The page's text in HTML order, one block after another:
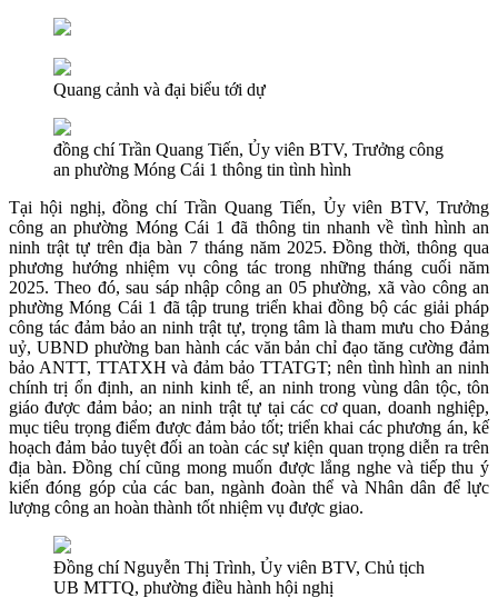
Quang cảnh và đại biểu tới dự
đồng chí Trần Quang Tiến, Ủy viên BTV, Trưởng công
an phường Móng Cái 1 thông tin tình hình
Tại hội nghị, đồng chí Trần Quang Tiến, Ủy viên BTV, Trưởng
công an phường Móng Cái 1 đã thông tin nhanh về tình hình an
ninh trật tự trên địa bàn 7 tháng năm 2025. Đồng thời, thông qua
phương hướng nhiệm vụ công tác trong những tháng cuối năm
2025. Theo đó, sau sáp nhập công an 05 phường, xã vào công an
phường Móng Cái 1 đã tập trung triển khai đồng bộ các giải pháp
công tác đảm bảo an ninh trật tự, trọng tâm là tham mưu cho Đảng
uỷ, UBND phường ban hành các văn bản chỉ đạo tăng cường đảm
bảo ANTT, TTATXH và đảm bảo TTATGT; nên tình hình an ninh
chính trị ổn định, an ninh kinh tế, an ninh trong vùng dân tộc, tôn
giáo được đảm bảo; an ninh trật tự tại các cơ quan, doanh nghiệp,
mục tiêu trọng điểm được đảm bảo tốt; triển khai các phương án, kế
hoạch đảm bảo tuyệt đối an toàn các sự kiện quan trọng diễn ra trên
địa bàn. Đồng chí cũng mong muốn được lắng nghe và tiếp thu ý
kiến đóng góp của các ban, ngành đoàn thể và Nhân dân để lực
lượng công an hoàn thành tốt nhiệm vụ được giao.
Đồng chí Nguyễn Thị Trình, Ủy viên BTV, Chủ tịch
UB MTTQ, phường điều hành hội nghị